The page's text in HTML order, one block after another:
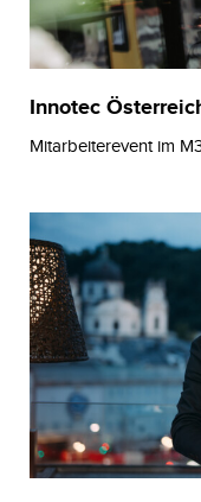
Innotec
Mitarbeiterevent im